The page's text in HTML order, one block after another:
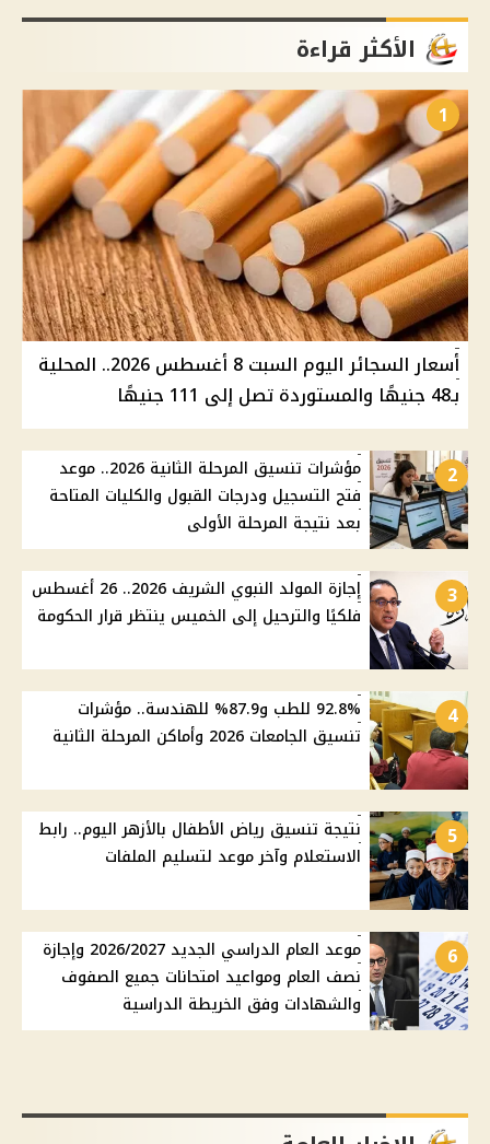
الأكثر قراءة
1
أسعار السجائر اليوم السبت 8 أغسطس 2026.. المحلية
بـ48 جنيهًا والمستوردة تصل إلى 111 جنيهًا
2
مؤشرات تنسيق المرحلة الثانية 2026.. موعد
فتح التسجيل ودرجات القبول والكليات المتاحة
بعد نتيجة المرحلة الأولى
3
إجازة المولد النبوي الشريف 2026.. 26 أغسطس
فلكيًا والترحيل إلى الخميس ينتظر قرار الحكومة
4
92.8% للطب و87.9% للهندسة.. مؤشرات
تنسيق الجامعات 2026 وأماكن المرحلة الثانية
5
نتيجة تنسيق رياض الأطفال بالأزهر اليوم.. رابط
الاستعلام وآخر موعد لتسليم الملفات
6
موعد العام الدراسي الجديد 2026/2027 وإجازة
نصف العام ومواعيد امتحانات جميع الصفوف
والشهادات وفق الخريطة الدراسية